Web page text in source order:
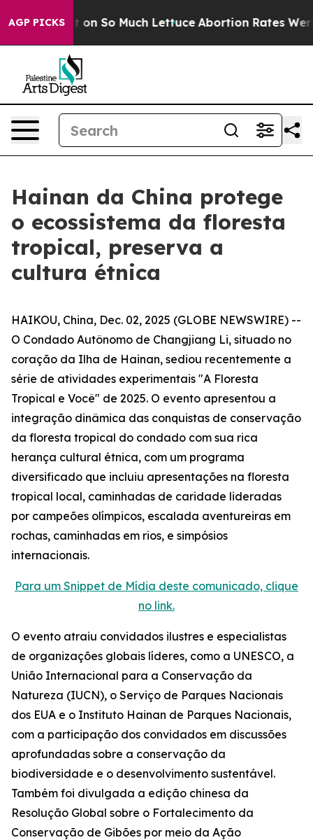
AGP PICKS
Got on So Much Lettuce Abortion Rates Were
Hainan da China protege
o ecossistema da floresta
tropical, preserva a
cultura étnica
HAIKOU, China, Dec. 02, 2025 (GLOBE NEWSWIRE) --
O Condado Autônomo de Changjiang Li, situado no
coração da Ilha de Hainan, sediou recentemente a
série de atividades experimentais "A Floresta
Tropical e Você" de 2025. O evento apresentou a
integração dinâmica das conquistas de conservação
da floresta tropical do condado com sua rica
herança cultural étnica, com um programa
diversificado que incluiu apresentações na floresta
tropical local, caminhadas de caridade lideradas
por campeões olímpicos, escalada aventureiras em
rochas, caminhadas em rios, e simpósios
internacionais.
Para um Snippet de Mídia deste comunicado, clique
no link.
O evento atraiu convidados ilustres e especialistas
de organizações globais líderes, como a UNESCO, a
União Internacional para a Conservação da
Natureza (IUCN), o Serviço de Parques Nacionais
dos EUA e o Instituto Hainan de Parques Nacionais,
com a participação dos convidados em discussões
aprofundadas sobre a conservação da
biodiversidade e o desenvolvimento sustentável.
Também foi divulgada a edição chinesa da
Resolução Global sobre o Fortalecimento da
Conservação de Gibões por meio da Ação